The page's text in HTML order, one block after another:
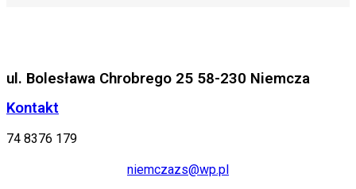
ul. Bolesława Chrobrego 25 58-230 Niemcza
Kontakt
74 8376 179
niemczazs@wp.pl